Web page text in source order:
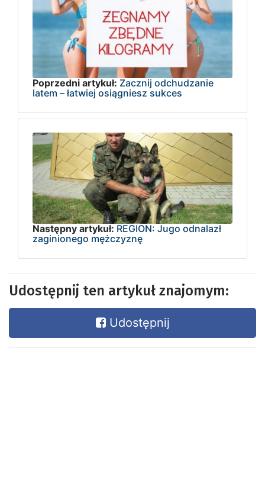
Poprzedni artykuł: Zacznij odchudzanie
latem – łatwiej osiągniesz sukces
Następny artykuł: REGION: Jugo odnalazł
zaginionego mężczyznę
Udostępnij ten artykuł znajomym:
Udostępnij